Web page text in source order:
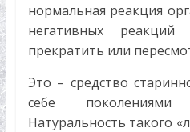
нормальная реакция
негативных
прекратить или
Это – средство
себе
Натуральность такого